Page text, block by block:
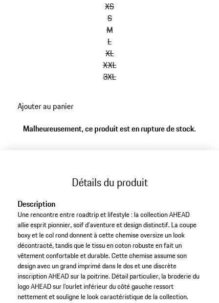
XS
S
M
L
XL
XXL
3XL
aux
(Taille)
Ajouter au panier
Malheureusement, ce produit est en rupture de stock.
Détails du produit
Description
Une rencontre entre roadtrip et lifestyle : la collection AHEAD
allie esprit pionnier, soif d’aventure et design distinctif. La coupe
boxy et le col rond donnent à cette chemise oversize un look
décontracté, tandis que le tissu en coton robuste en fait un
vêtement confortable et durable. Cette chemise assume son
design avec un grand imprimé dans le dos et une discrète
inscription AHEAD sur la poitrine. Détail particulier, la broderie du
logo AHEAD sur l’ourlet inférieur du côté gauche ressort
nettement et souligne le look caractéristique de la collection.